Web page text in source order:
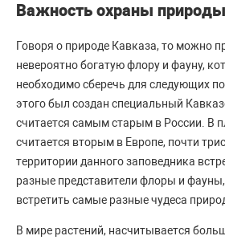
Важность охраны
Говоря о природе Кавказа, то можно
невероятно богатую флору и фауну,
необходимо сберечь для следующих
этого был создан специальный
считается самым старым в России. В
считается вторым в Европе, почти
территории данного заповедника
разные представители флоры и
встретить самые разные чудеса
В мире растений, насчитывается